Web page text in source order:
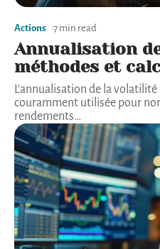
Actions 7 min read
Annualisation
méthodes et
L'annualisation de la
couramment utilisée pour
rendements…